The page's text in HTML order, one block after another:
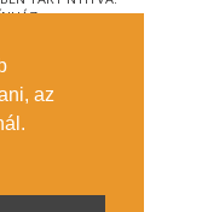
az
21.